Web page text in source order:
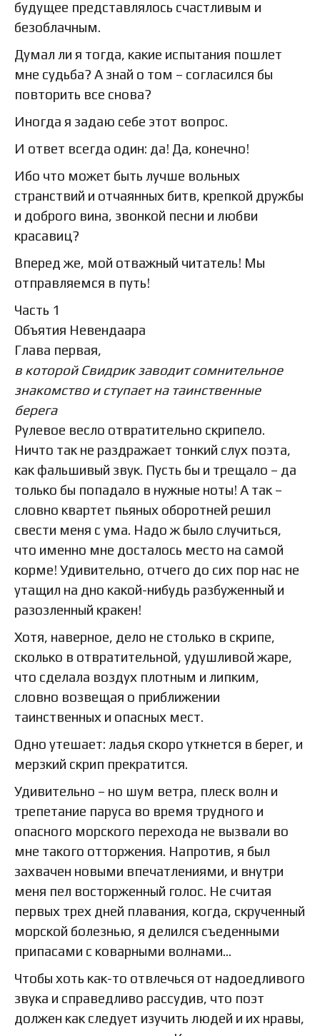
будущее представлялось счастливым и
безоблачным.
Думал ли я тогда, какие испытания пошлет
мне судьба? А знай о том – согласился бы
повторить все снова?
Иногда я задаю себе этот вопрос.
И ответ всегда один: да! Да, конечно!
Ибо что может быть лучше вольных
странствий и отчаянных битв, крепкой дружбы
и доброго вина, звонкой песни и любви
красавиц?
Вперед же, мой отважный читатель! Мы
отправляемся в путь!
Часть 1
Объятия Невендаара
Глава первая,
в которой Свидрик заводит сомнительное
знакомство и ступает на таинственные
берега
Рулевое весло отвратительно скрипело.
Ничто так не раздражает тонкий слух поэта,
как фальшивый звук. Пусть бы и трещало – да
только бы попадало в нужные ноты! А так –
словно квартет пьяных оборотней решил
свести меня с ума. Надо ж было случиться,
что именно мне досталось место на самой
корме! Удивительно, отчего до сих пор нас не
утащил на дно какой-нибудь разбуженный и
разозленный кракен!
Хотя, наверное, дело не столько в скрипе,
сколько в отвратительной, удушливой жаре,
что сделала воздух плотным и липким,
словно возвещая о приближении
таинственных и опасных мест.
Одно утешает: ладья скоро уткнется в берег, и
мерзкий скрип прекратится.
Удивительно – но шум ветра, плеск волн и
трепетание паруса во время трудного и
опасного морского перехода не вызвали во
мне такого отторжения. Напротив, я был
захвачен новыми впечатлениями, и внутри
меня пел восторженный голос. Не считая
первых трех дней плавания, когда, скрученный
морской болезнью, я делился съеденными
припасами с коварными волнами…
Чтобы хоть как-то отвлечься от надоедливого
звука и справедливо рассудив, что поэт
должен как следует изучить людей и их нравы,